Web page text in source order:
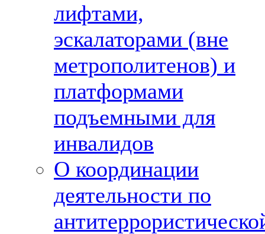
лифтами,
эскалаторами (вне
метрополитенов) и
платформами
подъемными для
инвалидов
О координации
деятельности по